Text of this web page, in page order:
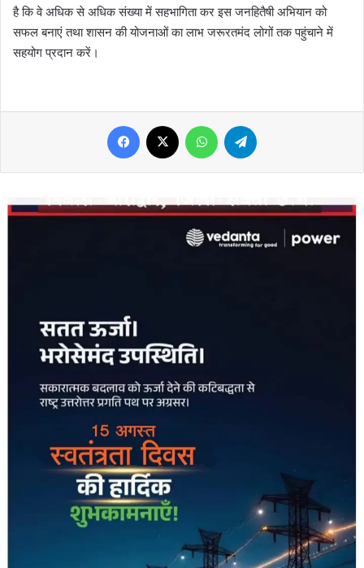
है कि वे अधिक से अधिक संख्या में सहभागिता कर इस जनहितैषी अभियान को
सफल बनाएं तथा शासन की योजनाओं का लाभ जरूरतमंद लोगों तक पहुंचाने में
सहयोग प्रदान करें।
Facebook WhatsApp